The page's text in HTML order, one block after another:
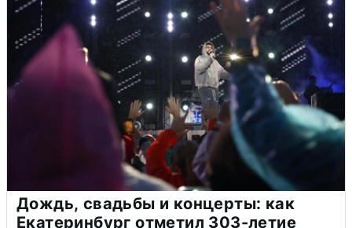
Дождь, свадьбы и концерты: как
Екатеринбург отметил 303-летие